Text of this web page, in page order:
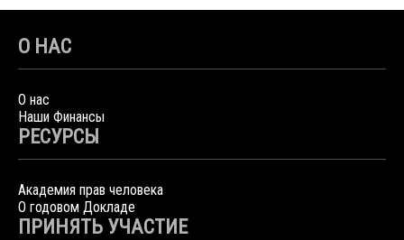
О НАС
О нас
Наши Финансы
РЕСУРСЫ
Академия прав человека
О годовом Докладе
ПРИНЯТЬ УЧАСТИЕ